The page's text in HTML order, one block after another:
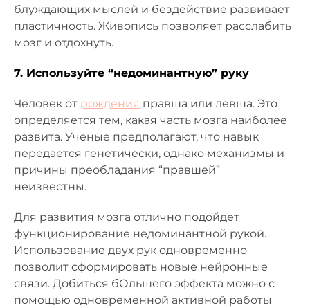
блуждающих мыслей и бездействие развивает
пластичность. Живопись позволяет расслабить
мозг и отдохнуть.
7. Используйте “недоминантную” руку
Человек от рождения правша или левша. Это
определяется тем, какая часть мозга наиболее
развита. Ученые предполагают, что навык
передается генетически, однако механизмы и
причины преобладания “правшей”
неизвестны.
Для развития мозга отлично подойдет
функционирование недоминантной рукой.
Использование двух рук одновременно
позволит сформировать новые нейронные
связи. Добиться бОльшего эффекта можно с
помощью одновременной активной работы